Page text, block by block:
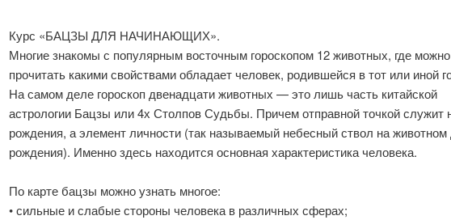
Курс «БАЦЗЫ ДЛЯ НАЧИНАЮЩИХ».
Многие знакомы с популярным восточным гороскопом 12 животных, где можно
прочитать какими свойствами обладает человек, родившейся в тот или иной
На самом деле гороскоп двенадцати животных — это лишь часть китайской
астрологии Бацзы или 4х Столпов Судьбы. Причем отправной точкой служит
рождения, а элемент личности (так называемый небесный ствол на животном
рождения). Именно здесь находится основная характеристика человека.
По карте бацзы можно узнать многое:
• сильные и слабые стороны человека в различных сферах;